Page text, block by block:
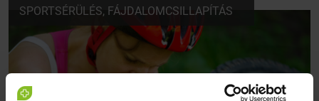
SPORTSÉRÜLÉS, FÁJDALOMCSILLAPÍTÁS